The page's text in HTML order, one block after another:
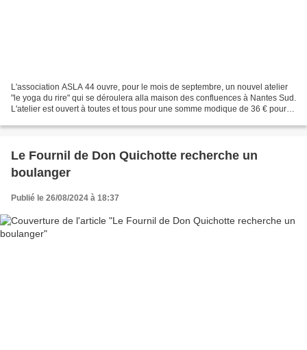
L'association ASLA 44 ouvre, pour le mois de septembre, un nouvel atelier
"le yoga du rire" qui se déroulera alla maison des confluences à Nantes Sud.
L'atelier est ouvert à toutes et tous pour une somme modique de 36 € pour
Le Fournil de Don Quichotte recherche un
boulanger
Publié le 26/08/2024 à 18:37